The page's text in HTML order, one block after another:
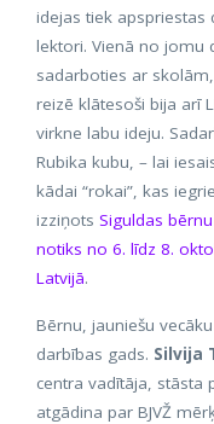
idejas tiek apspriestas
lektori. Vienā no jomu
sadarboties ar
reizē klātesoši bija arī
virkne labu ideju.
Rubika kubu, – lai
kādai “rokai”, kas
izziņots Siguldas
notiks no 6. līdz 8.
Latvijā.
Bērnu, jauniešu
darbības gads. Silvija
centra vadītāja, stāsta
atgādina par BJVŽ